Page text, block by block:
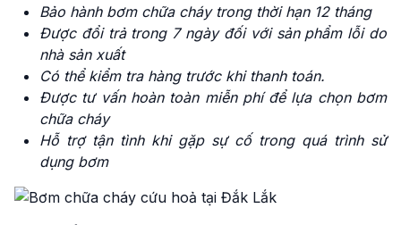
Bảo hành bơm chữa cháy trong thời hạn 12 tháng
Được đổi trả trong 7 ngày đối với sản phẩm lỗi do
nhà sản xuất
Có thể kiểm tra hàng trước khi thanh toán.
Được tư vấn hoàn toàn miễn phí để lựa chọn bơm
chữa cháy
Hỗ trợ tận tình khi gặp sự cố trong quá trình sử
dụng bơm